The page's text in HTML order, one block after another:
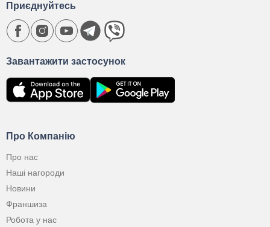
Про Компанію
Про нас
Наші нагороди
Новини
Франшиза
Робота у нас
Завантажити застосунок
Приєднуйтесь